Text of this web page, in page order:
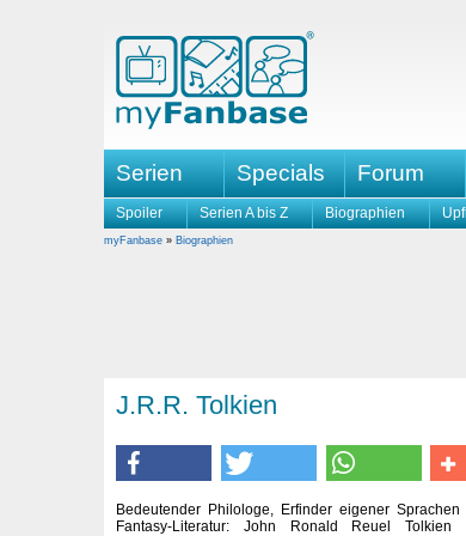
Serien Specials Forum
Spoiler Serien A bis Z Biographien
myFanbase » Biographien
J.R.R. Tolkien
Bedeutender Philologe, Erfinder eigener
Fantasy-Literatur: John Ronald Reuel